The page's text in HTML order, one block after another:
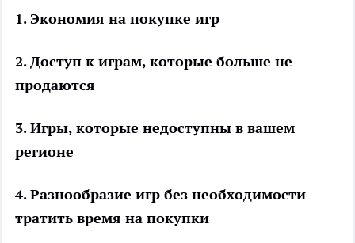
1. Экономия на покупке игр
2. Доступ к играм, которые больше не
продаются
3. Игры, которые недоступны в вашем
регионе
4. Разнообразие игр без необходимости
тратить время на покупки